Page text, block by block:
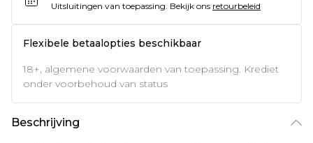
Uitsluitingen van toepassing. Bekijk ons retourbeleid
Flexibele betaalopties beschikbaar
18+, algemene voorwaarden van toepassing. Krediet
onder voorbehoud van status
Beschrijving